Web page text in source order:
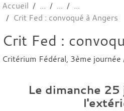
Accueil
Crit Fed : convoqué à Angers
Crit Fed :
Critérium Fédéral, 3ème journée
Le dimanche 25